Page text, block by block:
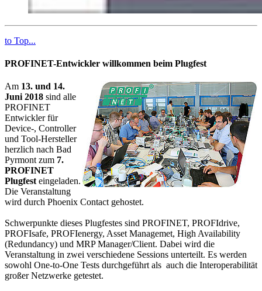
to Top...
PROFINET-Entwickler willkommen beim Plugfest
Am 13. und 14.
Juni 2018 sind alle
PROFINET
Entwickler für
Device-, Controller
und Tool-Hersteller
herzlich nach Bad
Pyrmont zum 7.
PROFINET
Plugfest eingeladen.
Die Veranstaltung
wird durch Phoenix Contact gehostet.
Schwerpunkte dieses Plugfestes sind PROFINET, PROFIdrive,
PROFIsafe, PROFIenergy, Asset Managemet, High Availability
(Redundancy) und MRP Manager/Client. Dabei wird die
Veranstaltung in zwei verschiedene Sessions unterteilt. Es werden
sowohl One-to-One Tests durchgeführt als auch die Interoperabilität
großer Netzwerke getestet.